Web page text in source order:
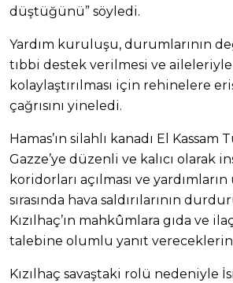
düştüğünü” söyledi.
Yardım kuruluşu, durumlarının
tıbbi destek verilmesi ve aileleriyle
kolaylaştırılması için rehinelere
çağrısını yineledi.
Hamas’ın silahlı kanadı El Kassam
Gazze’ye düzenli ve kalıcı olarak
koridorları açılması ve yardımların
sırasında hava saldırılarının
Kızılhaç’ın mahkûmlara gıda ve
talebine olumlu yanıt vereceklerini
Kızılhaç savaştaki rolü nedeniyle